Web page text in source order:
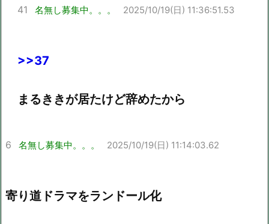
41 名無し募集中。。。 2025/10/19(日) 11:36:51.53
>>37
まるききが居たけど辞めたから
6 名無し募集中。。。 2025/10/19(日) 11:14:03.62
寄り道ドラマをランドール化